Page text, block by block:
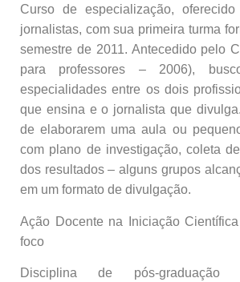
Curso de especialização,
jornalistas, com sua primeira turma
semestre de 2011. Antecedido pelo
para professores – 2006),
especialidades entre os dois
que ensina e o jornalista que
de elaborarem uma aula ou
com plano de investigação, coleta
dos resultados – alguns grupos
em um formato de divulgação.
Ação Docente na Iniciação
foco
Disciplina de pós-graduação